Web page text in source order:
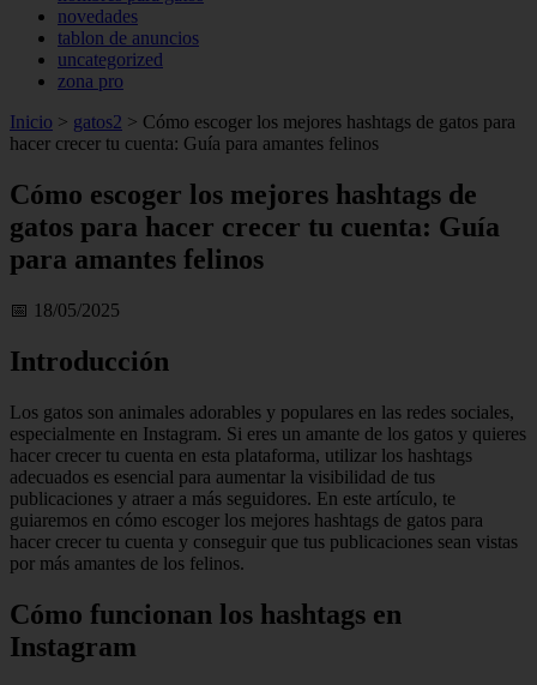
novedades
tablon de anuncios
uncategorized
zona pro
Inicio > gatos2 > Cómo escoger los mejores hashtags de gatos para
hacer crecer tu cuenta: Guía para amantes felinos
Cómo escoger los mejores hashtags de
gatos para hacer crecer tu cuenta: Guía
para amantes felinos
📅 18/05/2025
Introducción
Los gatos son animales adorables y populares en las redes sociales,
especialmente en Instagram. Si eres un amante de los gatos y quieres
hacer crecer tu cuenta en esta plataforma, utilizar los hashtags
adecuados es esencial para aumentar la visibilidad de tus
publicaciones y atraer a más seguidores. En este artículo, te
guiaremos en cómo escoger los mejores hashtags de gatos para
hacer crecer tu cuenta y conseguir que tus publicaciones sean vistas
por más amantes de los felinos.
Cómo funcionan los hashtags en
Instagram